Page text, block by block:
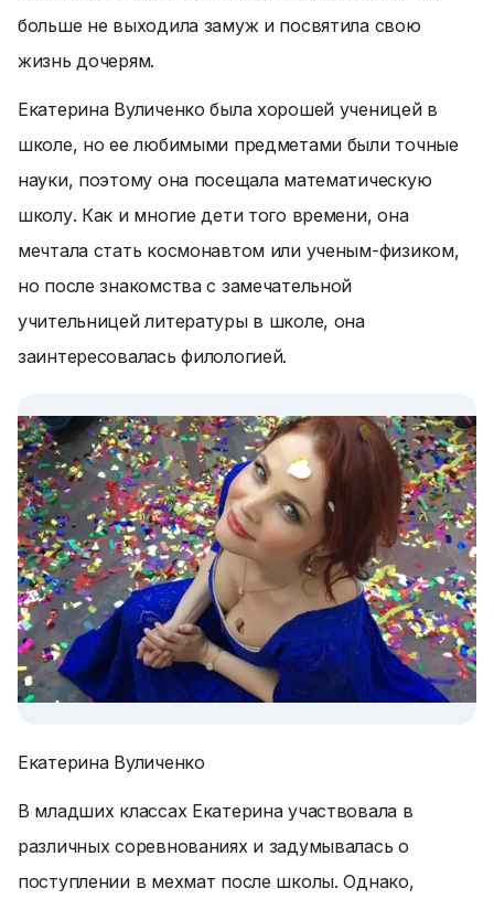
больше не выходила замуж и посвятила свою
жизнь дочерям.
Екатерина Вуличенко была хорошей ученицей в
школе, но ее любимыми предметами были точные
науки, поэтому она посещала математическую
школу. Как и многие дети того времени, она
мечтала стать космонавтом или ученым-физиком,
но после знакомства с замечательной
учительницей литературы в школе, она
заинтересовалась филологией.
Екатерина Вуличенко
В младших классах Екатерина участвовала в
различных соревнованиях и задумывалась о
поступлении в мехмат после школы. Однако,